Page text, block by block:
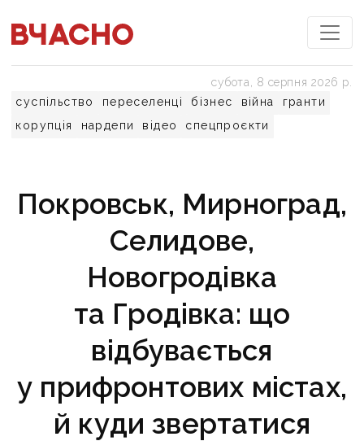
суспільство переселенці бізнес війна
гранти
корупція
нардепи відео спецпроєкти
субота, 8 серпня 2026 р.
Покровськ, Мирноград,
Селидове,
Новогродівка
та Гродівка: що
відбувається
у прифронтових містах,
й куди звертатися